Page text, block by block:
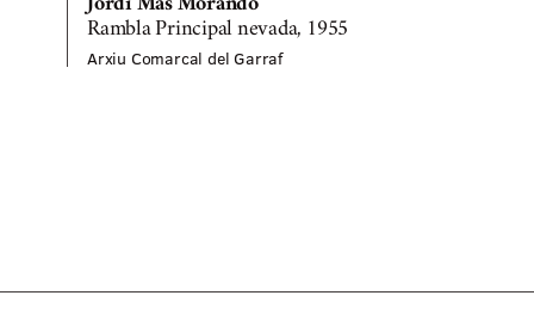
Jordi Mas Morando
Rambla Principal nevada, 1955
Arxiu Comarcal del Garraf